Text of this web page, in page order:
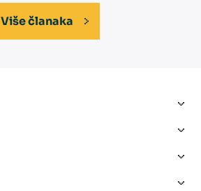
Više članaka